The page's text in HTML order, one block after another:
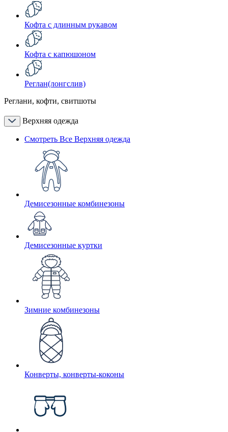
Кофта с длинным рукавом
Кофта с капюшоном
Реглан(лонгслив)
Реглани, кофти, свитшоты
Верхняя одежда
Смотреть Все Верхняя одежда
Демисезонные комбинезоны
Демисезонные куртки
Зимние комбинезоны
Конверты, конверты-коконы